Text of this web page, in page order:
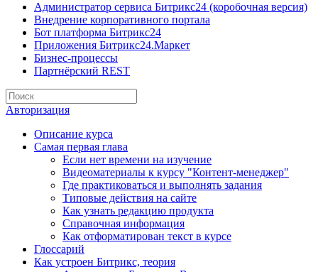
Администратор сервиса Битрикс24 (коробочная версия)
Внедрение корпоративного портала
Бот платформа Битрикс24
Приложения Битрикс24.Маркет
Бизнес-процессы
Партнёрский REST
Авторизация
Описание курса
Самая первая глава
Если нет времени на изучение
Видеоматериалы к курсу "Контент-менеджер"
Где практиковаться и выполнять задания
Типовые действия на сайте
Как узнать редакцию продукта
Справочная информация
Как отформатирован текст в курсе
Глоссарий
Как устроен Битрикс, теория